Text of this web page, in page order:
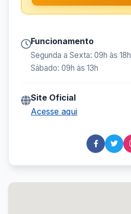
Funcionamento
Segunda a Sexta: 09h às 18h
Sábado: 09h às 13h
Site Oficial
Acesse aqui